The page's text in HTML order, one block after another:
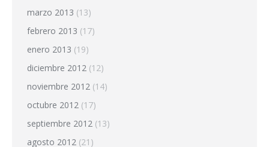
marzo 2013 (13)
febrero 2013 (17)
enero 2013 (19)
diciembre 2012 (12)
noviembre 2012 (14)
octubre 2012 (17)
septiembre 2012 (13)
agosto 2012 (21)